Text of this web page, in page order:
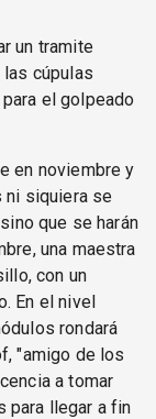
un tramite
cúpulas
el golpeado
en noviembre y
ni siquiera se
que se harán
una maestra
con un
En el nivel
rondará
"amigo de los
a tomar
para llegar a fin